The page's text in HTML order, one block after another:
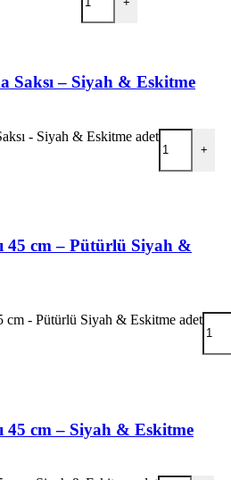
Saksı – Siyah & Eskitme
- Siyah & Eskitme adet
+
45 cm – Pütürlü Siyah &
cm - Pütürlü Siyah & Eskitme adet
45 cm – Siyah & Eskitme